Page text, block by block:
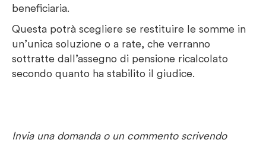
beneficiaria.
Questa potrà scegliere se restituire le somme in
un’unica soluzione o a rate, che verranno
sottratte dall’assegno di pensione ricalcolato
secondo quanto ha stabilito il giudice.
Invia una domanda o un commento scrivendo